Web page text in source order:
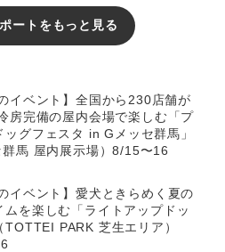
ートをもっと見る
イベント】全国から230店舗が
房完備の屋内会場で楽しむ「プ
ッグフェスタ in Gメッセ群馬」
群馬 屋内展示場）8/15〜16
イベント】愛犬ときらめく夏の
ムを楽しむ「ライトアップドッ
TOTTEI PARK 芝生エリア）